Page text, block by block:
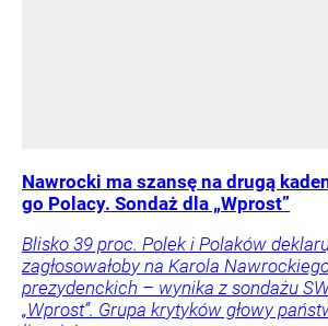
Nawrocki ma szansę na drugą
go Polacy. Sondaż dla „Wprost”
Blisko 39 proc. Polek i Polaków
zagłosowałoby na Karola
prezydenckich – wynika z sondażu
„Wprost”. Grupa krytyków głowy